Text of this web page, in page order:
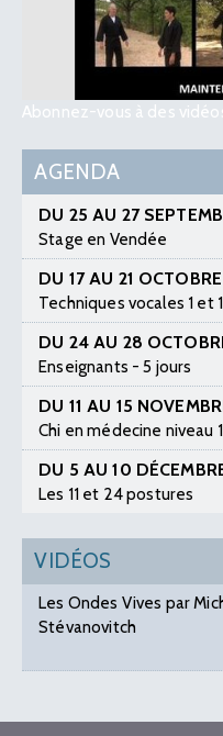
Abonnez-vous à des
AGENDA
DU 25 AU 27
Stage en Vendée
DU 17 AU 21 OCTOBRE
Techniques vocales 1
DU 24 AU 28
Enseignants - 5 jours
DU 11 AU 15
Chi en médecine niveau 1
DU 5 AU 10
Les 11 et 24 postures
VIDÉOS
Les Ondes Vives par
Stévanovitch